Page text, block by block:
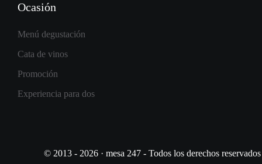
Ocasión
Menú degustación
Cata de vinos
Promoción
Experiencia para dos
© 2013 - 2026 · mesa 247 - Todos los derechos reservados